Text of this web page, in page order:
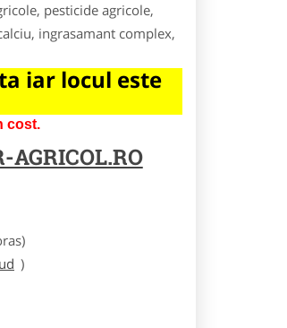
pesticide agricole,
ingrasamant complex,
iar locul este
cost.
AGRICOL.RO
)